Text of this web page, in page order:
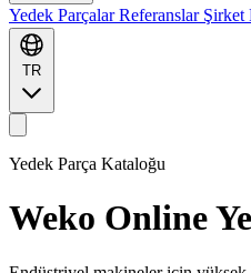
Yedek ParçalarReferanslar Şirket
TR
Yedek Parça Kataloğu
Weko Online